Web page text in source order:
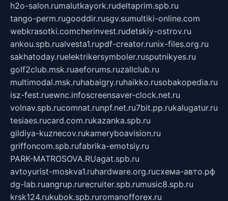
h2o-salon.rumalutkayork.rudeltaprim.spb.ru
tango-perm.rugooddir.rusgv.sumultiki-online.com
webkrasotki.comcherinvest.rudetskiy-ostrov.ru
ankou.spb.rualvesta1.rupdf-creator.runix-files.org.ru
sakhatoday.ruelektrikersymboler.rusputnikyes.ru
golf2club.msk.ruaeforums.ruzallclub.ru
multimodal.msk.ruhabaigry.ruhaikko.rusobakopedia.ru
isz-fest.ruewnc.infoscreensaver-clock.net.ru
volnav.spb.rucomnat.runpf.net.ru7bit.pp.rukalugatur.ru
tesiaes.rucard.com.rukazanka.spb.ru
gildiya-kuznecov.rukameryboavision.ru
griffoncom.spb.rufabrika-emotsiy.ru
PARK-MATROSOVA.RUagat.spb.ru
avtoyurist-moskva1.ruhardware.org.ruсхема-авто.рф
dg-lab.ruangrup.rurecruiter.spb.rumusic8.spb.ru
krsk124.rukubok.spb.ruromanofforex.ru